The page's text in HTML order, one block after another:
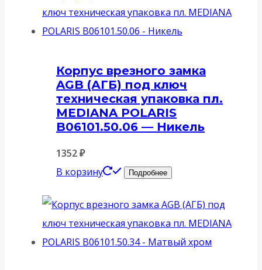
Корпус врезного замка
AGB (АГБ) под ключ
техническая упаковка пл.
MEDIANA POLARIS
B06101.50.06 — Никель
1352₽
В корзину
Подробнее